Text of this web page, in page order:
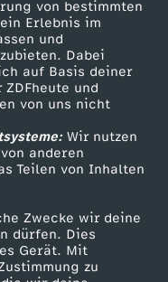
von bestimmten
Erlebnis im
und
Dabei
auf Basis deiner
und
von uns nicht
Wir nutzen
anderen
Teilen von Inhalten
Zwecke wir deine
dürfen. Dies
Gerät. Mit
zu